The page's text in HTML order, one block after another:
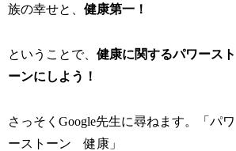
族の幸せと、健康第一！
ということで、健康に関するパワースト
ーンにしよう！
さっそくGoogle先生に尋ねます。「パワ
ーストーン 健康」